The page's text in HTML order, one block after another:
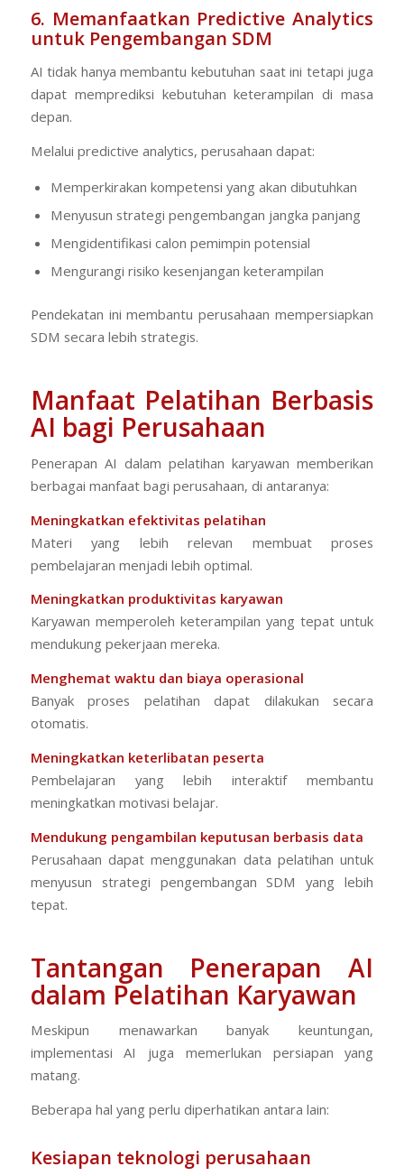
6. Memanfaatkan Predictive Analytics
untuk Pengembangan SDM
AI tidak hanya membantu kebutuhan saat ini tetapi juga
dapat memprediksi kebutuhan keterampilan di masa
depan.
Melalui predictive analytics, perusahaan dapat:
Memperkirakan kompetensi yang akan dibutuhkan
Menyusun strategi pengembangan jangka panjang
Mengidentifikasi calon pemimpin potensial
Mengurangi risiko kesenjangan keterampilan
Pendekatan ini membantu perusahaan mempersiapkan
SDM secara lebih strategis.
Manfaat Pelatihan Berbasis
AI bagi Perusahaan
Penerapan AI dalam pelatihan karyawan memberikan
berbagai manfaat bagi perusahaan, di antaranya:
Meningkatkan efektivitas pelatihan
Materi yang lebih relevan membuat proses
pembelajaran menjadi lebih optimal.
Meningkatkan produktivitas karyawan
Karyawan memperoleh keterampilan yang tepat untuk
mendukung pekerjaan mereka.
Menghemat waktu dan biaya operasional
Banyak proses pelatihan dapat dilakukan secara
otomatis.
Meningkatkan keterlibatan peserta
Pembelajaran yang lebih interaktif membantu
meningkatkan motivasi belajar.
Mendukung pengambilan keputusan berbasis data
Perusahaan dapat menggunakan data pelatihan untuk
menyusun strategi pengembangan SDM yang lebih
tepat.
Tantangan Penerapan AI
dalam Pelatihan Karyawan
Meskipun menawarkan banyak keuntungan,
implementasi AI juga memerlukan persiapan yang
matang.
Beberapa hal yang perlu diperhatikan antara lain:
Kesiapan teknologi perusahaan